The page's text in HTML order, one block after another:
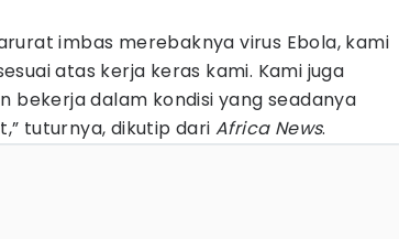
imbas merebaknya virus Ebola, kami
atas kerja keras kami. Kami juga
bekerja dalam kondisi yang seadanya
tuturnya, dikutip dari Africa News.